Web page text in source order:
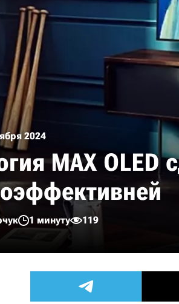
2024
MAX OLED
1 минуту 119